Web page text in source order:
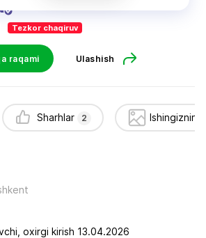
Tezkor chaqiruv
raqami Ulashish
Sharhlar 2
oxirgi kirish 13.04.2026